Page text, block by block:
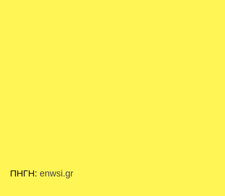
ΠΗΓΗ: enwsi.gr